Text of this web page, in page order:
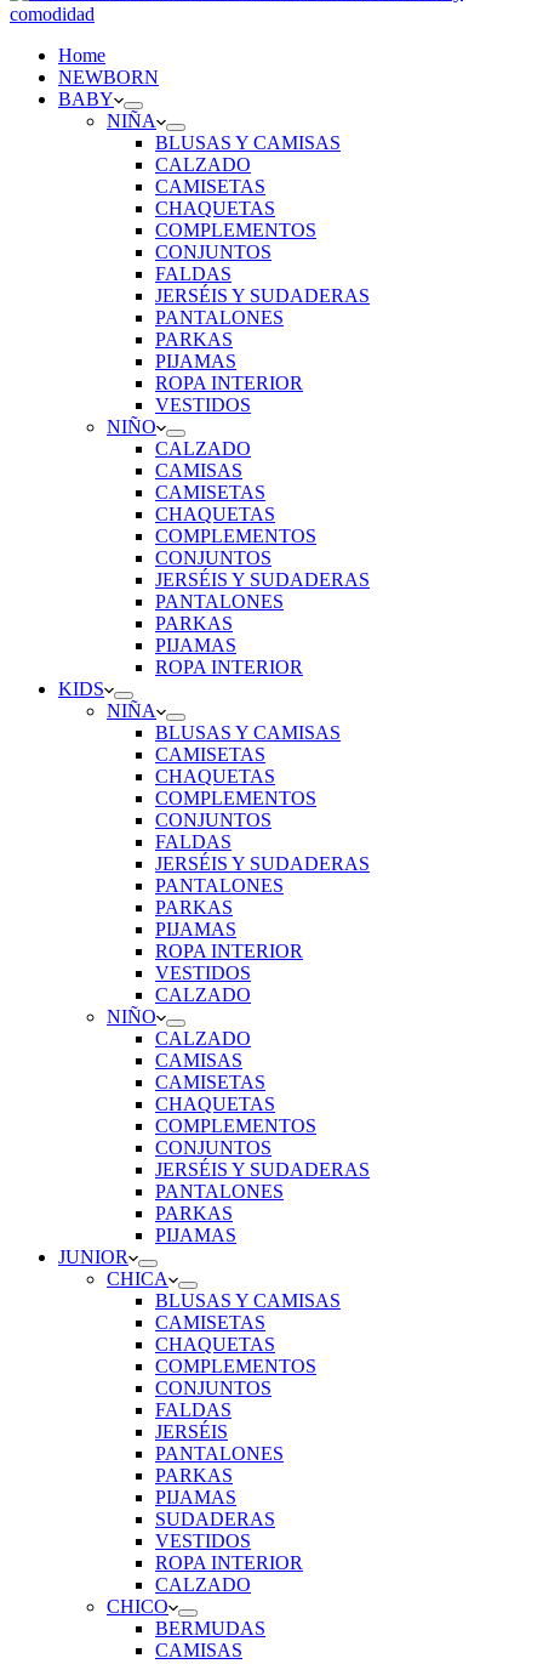
Home
NEWBORN
BABY
NIÑA
BLUSAS Y CAMISAS
CALZADO
CAMISETAS
CHAQUETAS
COMPLEMENTOS
CONJUNTOS
FALDAS
JERSÉIS Y SUDADERAS
PANTALONES
PARKAS
PIJAMAS
ROPA INTERIOR
VESTIDOS
NIÑO
CALZADO
CAMISAS
CAMISETAS
CHAQUETAS
COMPLEMENTOS
CONJUNTOS
JERSÉIS Y SUDADERAS
PANTALONES
PARKAS
PIJAMAS
ROPA INTERIOR
KIDS
NIÑA
BLUSAS Y CAMISAS
CAMISETAS
CHAQUETAS
COMPLEMENTOS
CONJUNTOS
FALDAS
JERSÉIS Y SUDADERAS
PANTALONES
PARKAS
PIJAMAS
ROPA INTERIOR
VESTIDOS
CALZADO
NIÑO
CALZADO
CAMISAS
CAMISETAS
CHAQUETAS
COMPLEMENTOS
CONJUNTOS
JERSÉIS Y SUDADERAS
PANTALONES
PARKAS
PIJAMAS
JUNIOR
CHICA
BLUSAS Y CAMISAS
CAMISETAS
CHAQUETAS
COMPLEMENTOS
CONJUNTOS
FALDAS
JERSÉIS
PANTALONES
PARKAS
PIJAMAS
SUDADERAS
VESTIDOS
ROPA INTERIOR
CALZADO
CHICO
BERMUDAS
CAMISAS